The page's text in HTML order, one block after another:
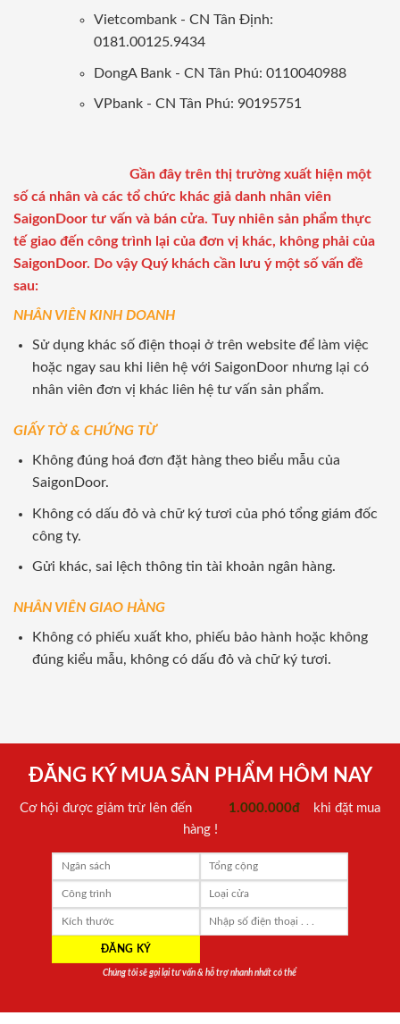
Vietcombank - CN Tân Định:
0181.00125.9434
DongA Bank - CN Tân Phú: 0110040988
VPbank - CN Tân Phú: 90195751
Gần đây trên thị trường xuất hiện một
số cá nhân và các tổ chức khác giả danh nhân viên
SaigonDoor tư vấn và bán cửa. Tuy nhiên sản phẩm thực
tế giao đến công trình lại của đơn vị khác, không phải của
SaigonDoor. Do vậy Quý khách cần lưu ý một số vấn đề
sau:
NHÂN VIÊN KINH DOANH
Sử dụng khác số điện thoại ở trên website để làm việc
hoặc ngay sau khi liên hệ với SaigonDoor nhưng lại có
nhân viên đơn vị khác liên hệ tư vấn sản phẩm.
GIẤY TỜ & CHỨNG TỪ
Không đúng hoá đơn đặt hàng theo biểu mẫu của
SaigonDoor.
Không có dấu đỏ và chữ ký tươi của phó tổng giám đốc
công ty.
Gửi khác, sai lệch thông tin tài khoản ngân hàng.
NHÂN VIÊN GIAO HÀNG
Không có phiếu xuất kho, phiếu bảo hành hoặc không
đúng kiểu mẫu, không có dấu đỏ và chữ ký tươi.
ĐĂNG KÝ MUA SẢN PHẨM HÔM NAY
Cơ hội được giảm trừ lên đến 1.000.000đ
khi đặt mua
hàng !
Chúng tôi sẽ gọi lại tư vấn & hỗ trợ nhanh nhất có thể